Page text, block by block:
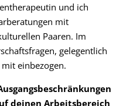
und ich
mit
Paaren. Im
gelegentlich
einbezogen.
deinen Arbeitsbereich